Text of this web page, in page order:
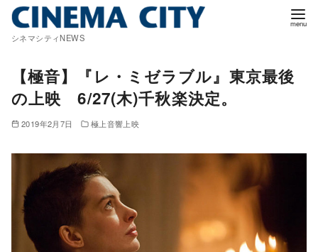
シネマシティNEWS
【極音】『レ・ミゼラブル』東京最後
の上映 6/27(木)千秋楽決定。
2019年2月7日 極上音響上映